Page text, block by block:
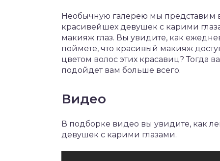
Необычную галерею мы представим
красивейшех девушек с карими
макияж глаз. Вы увидите, как
поймете, что красивый макияж
цветом волос этих красавиц? Тогда
подойдет вам больше всего.
Видео
В подборке видео вы увидите, как
девушек с карими глазами.